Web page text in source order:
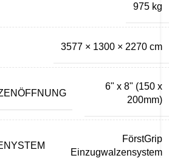
975 kg
3577 × 1300 × 2270 cm
6" x 8" (150 x
200mm)
FörstGrip
Einzugwalzensystem